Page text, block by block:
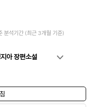
분석기간 (최근 3개월 기준)
아 장편소설